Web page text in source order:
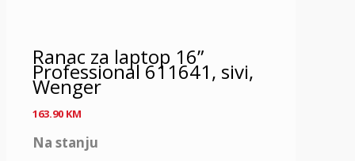
Ranac za laptop 16”
Professional 611641, sivi,
Wenger
163.90 KM
Na stanju